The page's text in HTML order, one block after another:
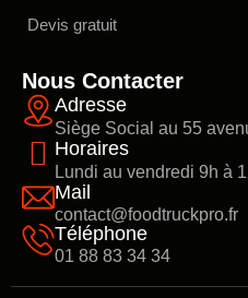
Devis gratuit
Nous Contacter
Adresse
Siège Social au 55
Horaires
Lundi au vendredi 9h à
Mail
contact@foodtruckpro.fr
Téléphone
01 88 83 34 34